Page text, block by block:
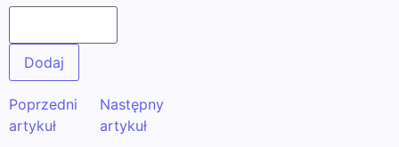
Poprzedni
artykuł
Następny
artykuł